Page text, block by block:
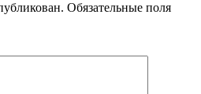
Обязательные поля